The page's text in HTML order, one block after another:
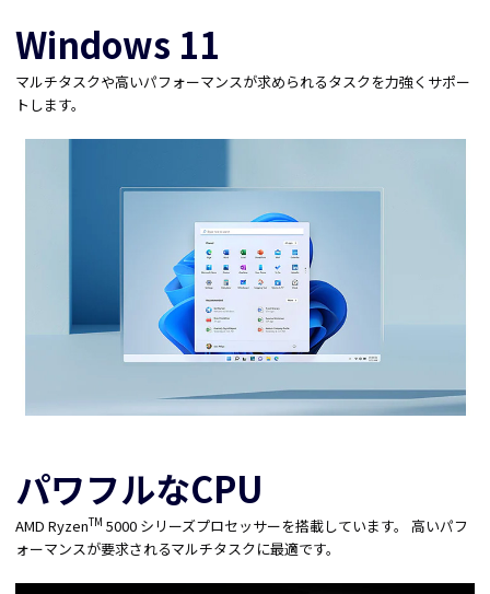
Windows 11
マルチタスクや高いパフォーマンスが求められるタスクを力強くサポー
トします。
パワフルなCPU
AMD RyzenTM 5000 シリーズプロセッサーを搭載しています。 高いパフ
ォーマンスが要求されるマルチタスクに最適です。